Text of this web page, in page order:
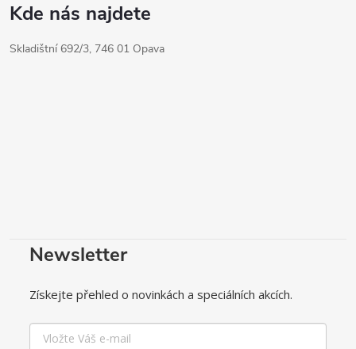
Kde nás najdete
Skladištní 692/3, 746 01 Opava
Newsletter
Získejte přehled o novinkách a speciálních akcích.